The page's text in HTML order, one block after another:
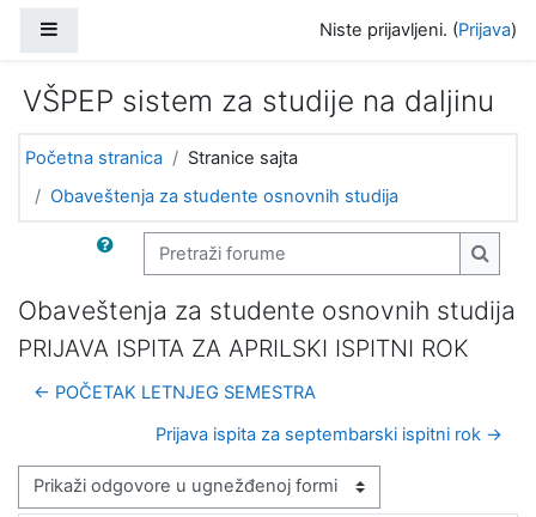
Niste prijavljeni. (Prijava)
VŠPEP sistem za studije na daljinu
Početna stranica
Stranice sajta
Obaveštenja za studente osnovnih studija
Pretraži forume
Obaveštenja za studente osnovnih studija
PRIJAVA ISPITA ZA APRILSKI ISPITNI ROK
← POČETAK LETNJEG SEMESTRA
Prijava ispita za septembarski ispitni rok →
Način prikazivanja